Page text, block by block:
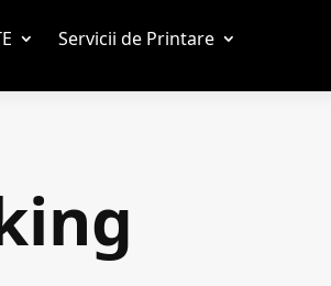
Servicii de Printare